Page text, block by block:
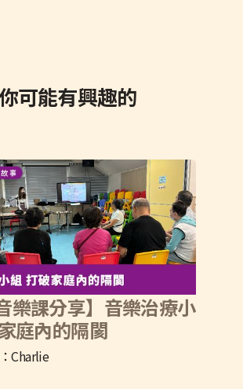
可能有興趣的
樂課分享】音樂治療小
庭內的隔閡
Charlie